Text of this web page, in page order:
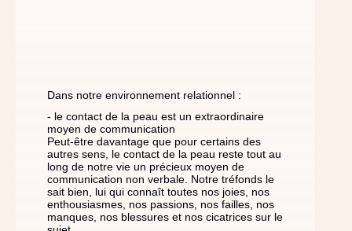
Dans notre environnement relationnel :
- le contact de la peau est un extraordinaire
moyen de communication
Peut-être davantage que pour certains des
autres sens, le contact de la peau reste tout au
long de notre vie un précieux moyen de
communication non verbale. Notre tréfonds le
sait bien, lui qui connaît toutes nos joies, nos
enthousiasmes, nos passions, nos failles, nos
manques, nos blessures et nos cicatrices sur le